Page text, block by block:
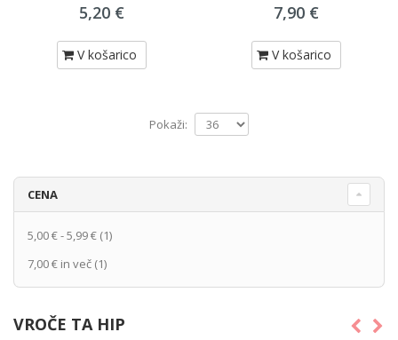
5,20 €
V košarico
7,90 €
V košarico
Pokaži:
CENA
5,00 €-5,99 € (1)
7,00 € in več (1)
VROČE TA HIP